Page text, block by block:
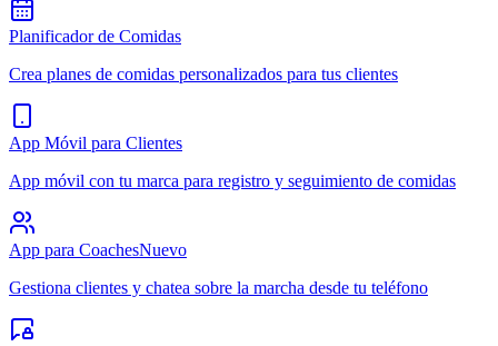
Planificador de Comidas
Crea planes de comidas personalizados para tus clientes
App Móvil para Clientes
App móvil con tu marca para registro y seguimiento de comidas
App para CoachesNuevo
Gestiona clientes y chatea sobre la marcha desde tu teléfono